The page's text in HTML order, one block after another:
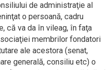
de administraţie al
o persoană, cadru
că va da în vileag, în faţa
membrilor fondatori
ale acestora (senat,
generală, consiliu etc) o